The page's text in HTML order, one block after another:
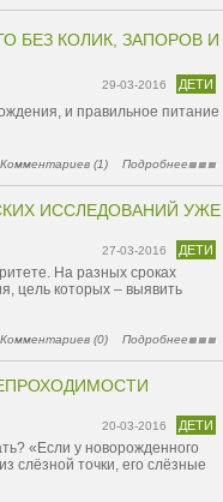
БЕЗ КОЛИК, ЗАПОРОВ И
ДЕТИ
29-03-2016
и правильное питание
Комментариев (1) Подробнее
ИССЛЕДОВАНИЙ УЖЕ
ДЕТИ
27-03-2016
На разных сроках
цель которых – выявить
Комментариев (0) Подробнее
ДЕТИ
20-03-2016
«Если у новорожденного
слёзной точки, его слёзные